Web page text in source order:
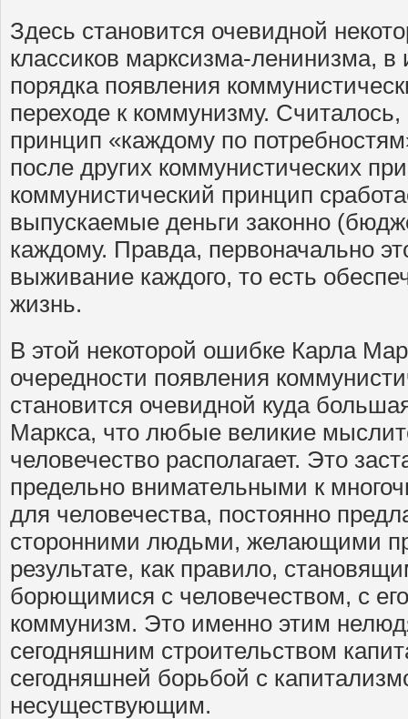
Здесь становится очевидной
классиков марксизма-ленинизма, в
порядка появления
переходе к коммунизму.
принцип «каждому по
после других коммунистических
коммунистический принцип
выпускаемые деньги законно
каждому. Правда, первоначально
выживание каждого, то есть
жизнь.
В этой некоторой ошибке Карла
очередности появления
становится очевидной куда
Маркса, что любые великие
человечество располагает. Это
предельно внимательными к
для человечества, постоянно
сторонними людьми, желающими
результате, как правило,
борющимися с человечеством, с
коммунизм. Это именно этим
сегодняшним строительством
сегодняшней борьбой с
несуществующим.